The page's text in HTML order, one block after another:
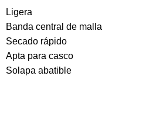
Ligera
Banda central de malla
Secado rápido
Apta para casco
Solapa abatible